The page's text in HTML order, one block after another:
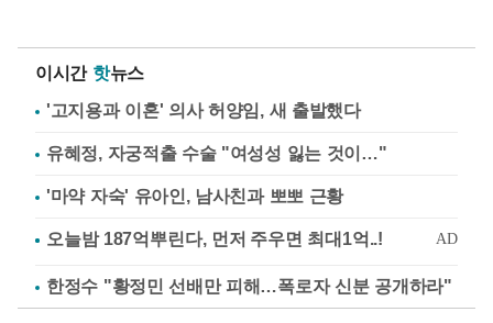
이시간 핫뉴스
'고지용과 이혼' 의사 허양임, 새 출발했다
유혜정, 자궁적출 수술 "여성성 잃는 것이…"
'마약 자숙' 유아인, 남사친과 뽀뽀 근황
한정수 "황정민 선배만 피해…폭로자 신분 공개하라"